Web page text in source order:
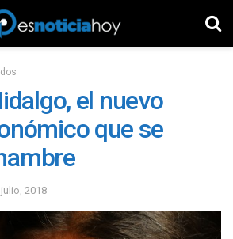
el nuevo
que se
julio, 2018